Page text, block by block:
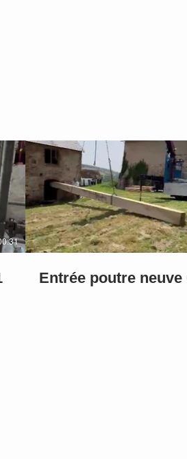
Entrée poutre neuve